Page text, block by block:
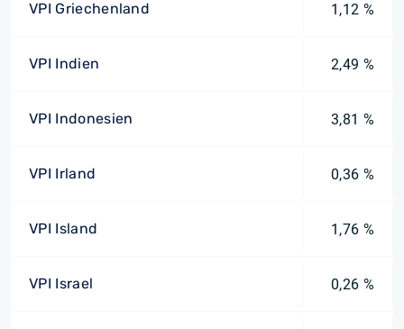
VPI Griechenland 1,12 %
VPI Indien 2,49 %
VPI Indonesien 3,81 %
VPI Irland 0,36 %
VPI Island 1,76 %
VPI Israel 0,26 %